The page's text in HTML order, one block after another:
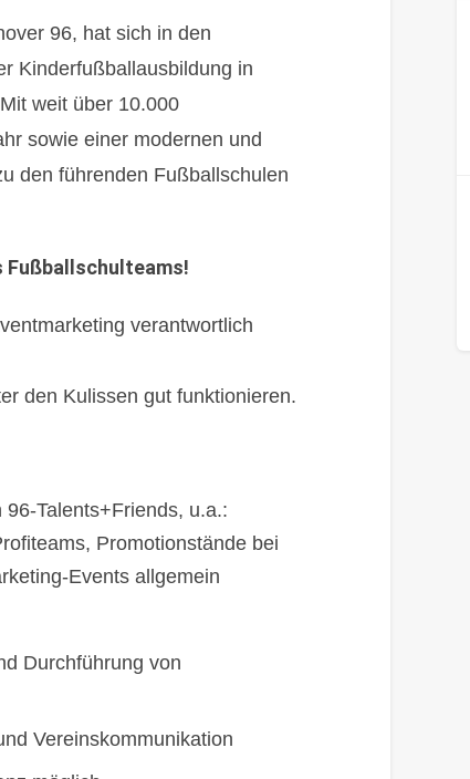
96, hat sich in den
Kinderfußballausbildung in
weit über 10.000
sowie einer modernen und
den führenden Fußballschulen
Fußballschulteams!
verantwortlich
den Kulissen gut funktionieren.
Talents+Friends, u.a.:
Promotionstände bei
Events allgemein
Durchführung von
Vereinskommunikation